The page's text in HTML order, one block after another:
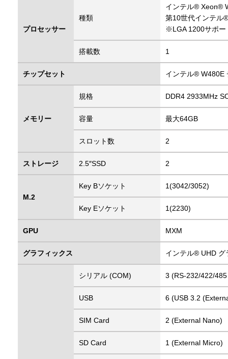
プロセッサー
種類
インテル® Xeon®
第10世代インテ
※LGA 1200サポー
搭載数 1
チップセット インテル® W480E
メモリー
規格 DDR4 2933MHz
容量 最大64GB
スロット数 2
ストレージ 2.5″SSD 2
M.2
Key Bソケット 1(3042/3052)
Key Eソケット 1(2230)
GPU MXM
グラフィックス インテル® UHD グ
シリアル (COM) 3 (RS-232/422/
USB 6 (USB 3.2
SIM Card 2 (External Nano)
SD Card 1 (External Micro)